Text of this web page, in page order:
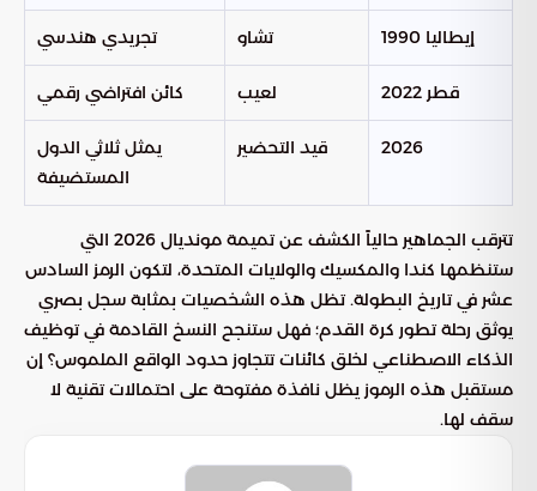
إيطاليا 1990 تشاو تجريدي هندسي
قطر 2022 لعيب كائن افتراضي رقمي
2026 قيد التحضير
يمثل ثلاثي الدول
المستضيفة
تترقب الجماهير حالياً الكشف عن تميمة مونديال 2026 التي
ستنظمها كندا والمكسيك والولايات المتحدة، لتكون الرمز السادس
عشر في تاريخ البطولة. تظل هذه الشخصيات بمثابة سجل بصري
يوثق رحلة تطور كرة القدم؛ فهل ستنجح النسخ القادمة في توظيف
الذكاء الاصطناعي لخلق كائنات تتجاوز حدود الواقع الملموس؟ إن
مستقبل هذه الرموز يظل نافذة مفتوحة على احتمالات تقنية لا
سقف لها.